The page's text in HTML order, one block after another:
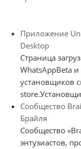
Приложение
Desktop
Страница
WhatsAppBeta
установщиков
Сообщество
Брайля
Сообщество
энтузиастов,